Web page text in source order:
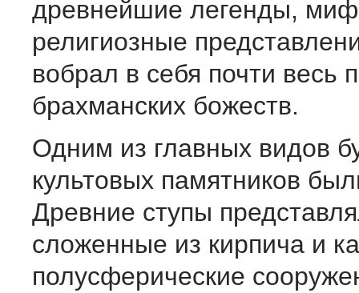
древнейшие легенды,
религиозные
вобрал в себя почти весь
брахманских божеств.
Одним из главных видов
культовых памятников
Древние ступы
сложенные из кирпича и
полусферические